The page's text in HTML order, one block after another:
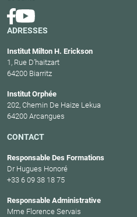
ADRESSES
Institut Milton H. Erickson
1, Rue D’haitzart
64200 Biarritz
Institut Orphée
202, Chemin De Haize Lekua
64200 Arcangues
CONTACT
Responsable Des Formations
Dr Hugues Honoré
+33 6 09 38 18 75
Responsable Administrative
Mme Florence Servais